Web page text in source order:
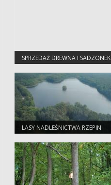
SPRZEDAŻ DREWNA I SADZONEK
LASY NADLEŚNICTWA RZEPIN